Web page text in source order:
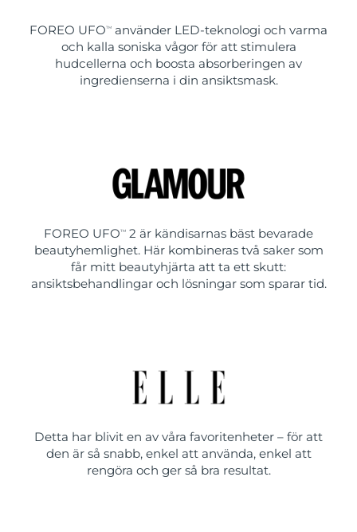
FOREO UFO TM
använder LED-teknologi och varma
och kalla soniska vågor för att stimulera
hudcellerna och boosta absorberingen av
ingredienserna i din ansiktsmask.
FOREO UFO TM
2 är kändisarnas bäst bevarade
beautyhemlighet. Här kombineras två saker som
får mitt beautyhjärta att ta ett skutt:
ansiktsbehandlingar och lösningar som sparar tid.
Detta har blivit en av våra favoritenheter – för att
den är så snabb, enkel att använda, enkel att
rengöra och ger så bra resultat.